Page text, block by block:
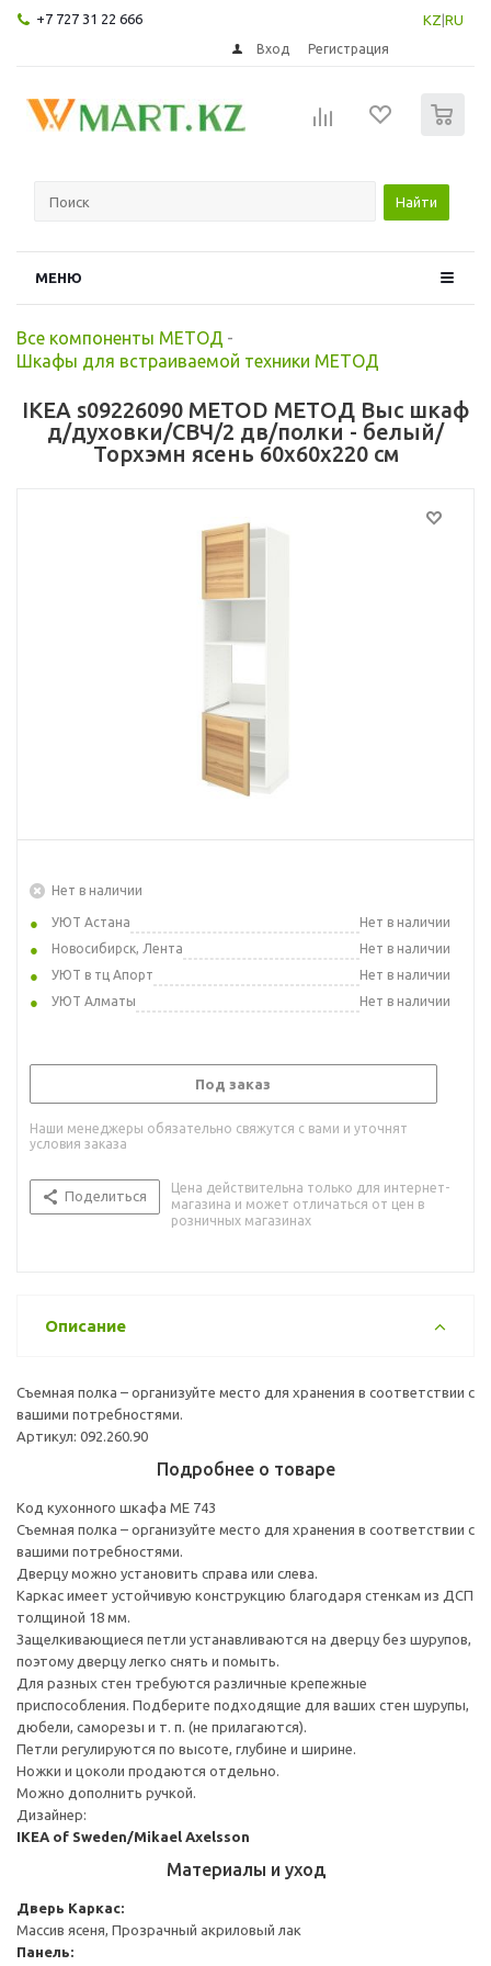
+7 727 31 22 666 KZ RU
Вход Регистрация
Найти
МЕНЮ
Все компоненты МЕТОД -
Шкафы для встраиваемой техники МЕТОД
IKEA s09226090 METOD МЕТОД Выс шкаф
д/духовки/СВЧ/2 дв/полки - белый/
Торхэмн ясень 60x60x220 см
Нет в наличии
УЮТ Астана
Нет в наличии
Новосибирск, Лента
Нет в наличии
УЮТ в тц Апорт
Нет в наличии
УЮТ Алматы
Нет в наличии
Под заказ
Наши менеджеры обязательно свяжутся с вами и уточнят
условия заказа
Поделиться
Цена действительна только для интернет-
магазина и может отличаться от цен в
розничных магазинах
Описание
Съемная полка – организуйте место для хранения в соответствии с
вашими потребностями.
Артикул: 092.260.90
Подробнее о товаре
Код кухонного шкафа ME 743
Съемная полка – организуйте место для хранения в соответствии с
вашими потребностями.
Дверцу можно установить справа или слева.
Каркас имеет устойчивую конструкцию благодаря стенкам из ДСП
толщиной 18 мм.
Защелкивающиеся петли устанавливаются на дверцу без шурупов,
поэтому дверцу легко снять и помыть.
Для разных стен требуются различные крепежные
приспособления. Подберите подходящие для ваших стен шурупы,
дюбели, саморезы и т. п. (не прилагаются).
Петли регулируются по высоте, глубине и ширине.
Ножки и цоколи продаются отдельно.
Можно дополнить ручкой.
Дизайнер:
IKEA of Sweden/Mikael Axelsson
Материалы и уход
Дверь Каркас:
Массив ясеня, Прозрачный акриловый лак
Панель: